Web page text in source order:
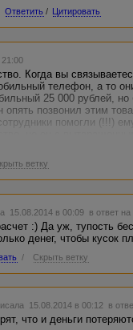
Ответить / Цитировать
Когда вы
телефон, а то
25 000 рублей,
опять позвонил этим
помогли (!!!)
Никак не мог понять,
ветку
15.08.2014 в 00:09 в ответ
:) Да уж, тупость
денег, чтобы кусок
/ Скрыть ветку
15.08.2014 в 00:12 в
что и деньги